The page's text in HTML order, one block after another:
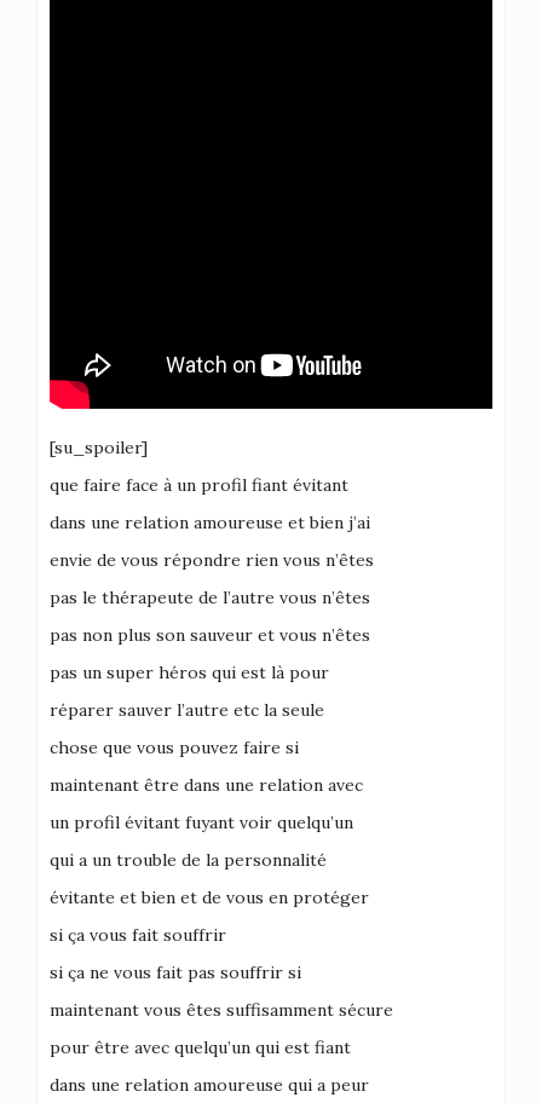
[su_spoiler]
que faire face à un profil fiant évitant
dans une relation amoureuse et bien j’ai
envie de vous répondre rien vous n’êtes
pas le thérapeute de l’autre vous n’êtes
pas non plus son sauveur et vous n’êtes
pas un super héros qui est là pour
réparer sauver l’autre etc la seule
chose que vous pouvez faire si
maintenant être dans une relation avec
un profil évitant fuyant voir quelqu’un
qui a un trouble de la personnalité
évitante et bien et de vous en protéger
si ça vous fait souffrir
si ça ne vous fait pas souffrir si
maintenant vous êtes suffisamment sécure
pour être avec quelqu’un qui est fiant
dans une relation amoureuse qui a peur